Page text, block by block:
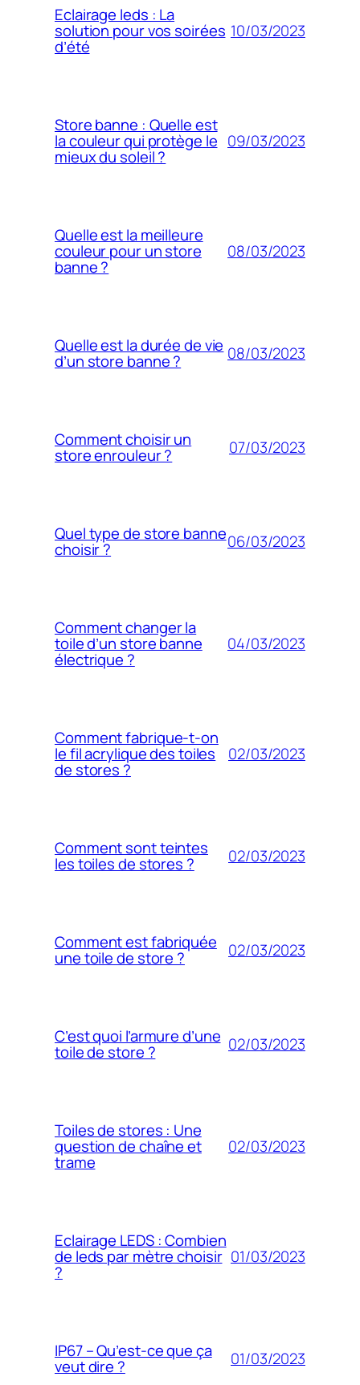
Eclairage leds : La
solution pour vos soirées
d’été
10/03/2023
Store banne : Quelle est
la couleur qui protège le
mieux du soleil ?
09/03/2023
Quelle est la meilleure
couleur pour un store
banne ?
08/03/2023
Quelle est la durée de vie
d’un store banne ? 08/03/2023
Comment choisir un
store enrouleur ? 07/03/2023
Quel type de store banne
choisir ? 06/03/2023
Comment changer la
toile d’un store banne
électrique ?
04/03/2023
Comment fabrique-t-on
le fil acrylique des toiles
de stores ?
02/03/2023
Comment sont teintes
les toiles de stores ? 02/03/2023
Comment est fabriquée
une toile de store ? 02/03/2023
C’est quoi l’armure d’une
toile de store ? 02/03/2023
Toiles de stores : Une
question de chaîne et
trame
02/03/2023
Eclairage LEDS : Combien
de leds par mètre choisir
?
01/03/2023
IP67 – Qu’est-ce que ça
veut dire ? 01/03/2023